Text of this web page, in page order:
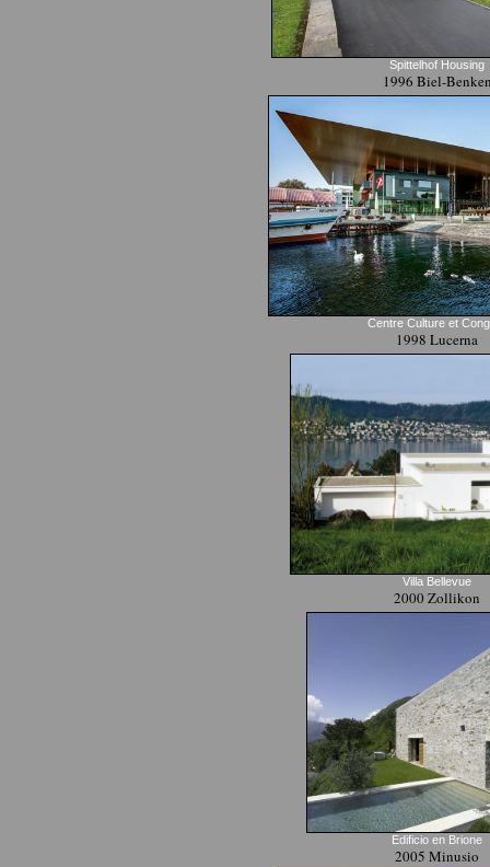
Spittelhof Housing
1996 Biel-
Centre Culture et
1998 Lucerna
Villa Bellevue
2000 Zollikon
Edificio en Brione
2005 Minusio